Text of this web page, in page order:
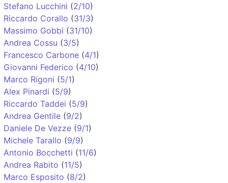
Stefano Lucchini (2/10)
Riccardo Corallo (31/3)
Massimo Gobbi (31/10)
Andrea Cossu (3/5)
Francesco Carbone (4/1)
Giovanni Federico (4/10)
Marco Rigoni (5/1)
Alex Pinardi (5/9)
Riccardo Taddei (5/9)
Andrea Gentile (9/2)
Daniele De Vezze (9/1)
Michele Tarallo (9/9)
Antonio Bocchetti (11/6)
Andrea Rabito (11/5)
Marco Esposito (8/2)